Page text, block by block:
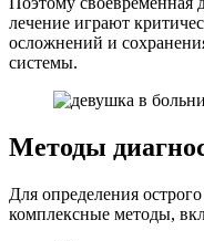
лечение играют
осложнений и
системы.
Методы
Для определения
комплексные методы,